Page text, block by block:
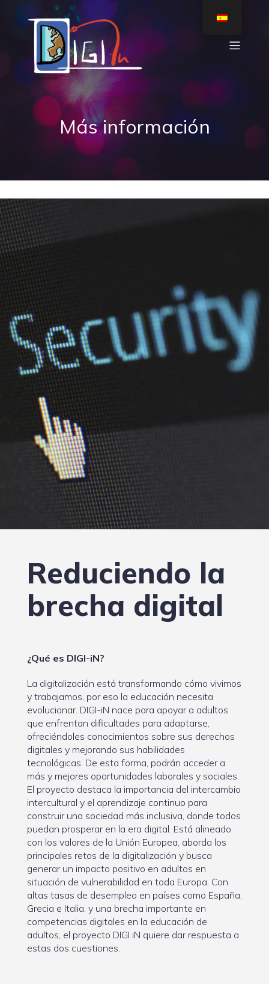
Más información
Reduciendo la
brecha digital
¿Qué es DIGI-iN?
La digitalización está transformando cómo vivimos
y trabajamos, por eso la educación necesita
evolucionar. DIGI-iN nace para apoyar a adultos
que enfrentan dificultades para adaptarse,
ofreciéndoles conocimientos sobre sus derechos
digitales y mejorando sus habilidades
tecnológicas. De esta forma, podrán acceder a
más y mejores oportunidades laborales y sociales.
El proyecto destaca la importancia del intercambio
intercultural y el aprendizaje continuo para
construir una sociedad más inclusiva, donde todos
puedan prosperar en la era digital. Está alineado
con los valores de la Unión Europea, aborda los
principales retos de la digitalización y busca
generar un impacto positivo en adultos en
situación de vulnerabilidad en toda Europa. Con
altas tasas de desempleo en países como España,
Grecia e Italia, y una brecha importante en
competencias digitales en la educación de
adultos, el proyecto DIGI iN quiere dar respuesta a
estas dos cuestiones.